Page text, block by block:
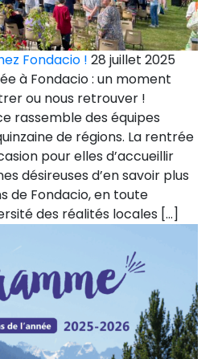
Fondacio ! 28 juillet 2025
à Fondacio : un moment
ou nous retrouver !
rassemble des équipes
de régions. La rentrée
pour elles d’accueillir
désireuses d’en savoir plus
de Fondacio, en toute
des réalités locales […]